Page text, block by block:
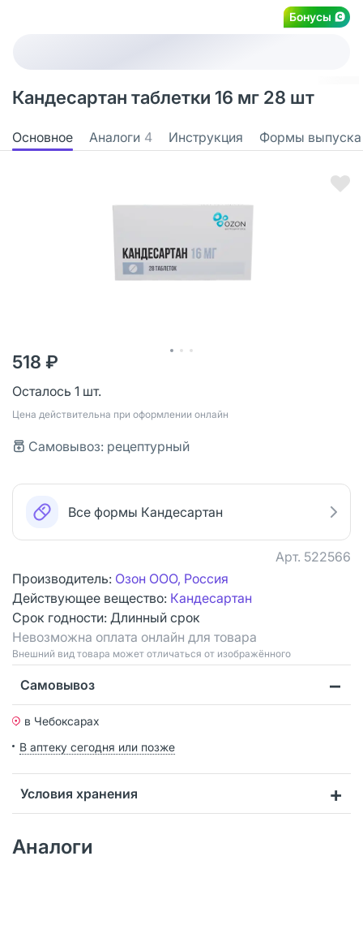
Бонусы
Кандесартан таблетки 16 мг 28 шт
Основное Аналоги 4 Инструкция Формы выпуска
518 ₽
Осталось 1 шт.
Цена действительна при оформлении онлайн
Самовывоз: рецептурный
Все формы Кандесартан
Арт. 522566
Производитель: Озон ООО, Россия
Действующее вещество: Кандесартан
Срок годности: Длинный срок
Невозможна оплата онлайн для товара
Bнешний вид товара может отличаться от изображённого
Самовывоз
в Чебоксарах
В аптеку сегодня или позже
Условия хранения
Аналоги